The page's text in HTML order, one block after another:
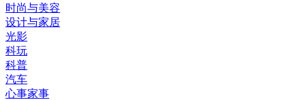
时尚与美容
设计与家居
光影
科玩
科普
汽车
心事家事